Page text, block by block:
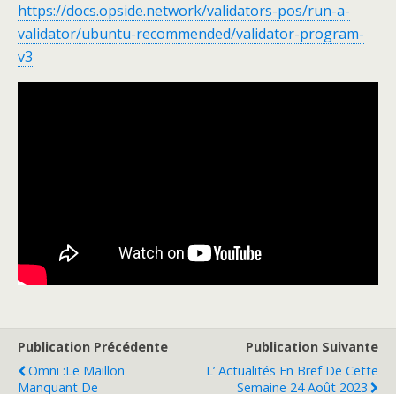
https://docs.opside.network/validators-pos/run-a-
validator/ubuntu-recommended/validator-program-
v3
Publication Précédente
Omni :le Maillon
Manquant De
Publication Suivante
L’ Actualités En Bref De Cette
Semaine 24 Août 2023